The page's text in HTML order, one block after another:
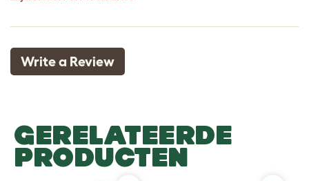
Write a Review
GERELATEERDE
PRODUCTEN